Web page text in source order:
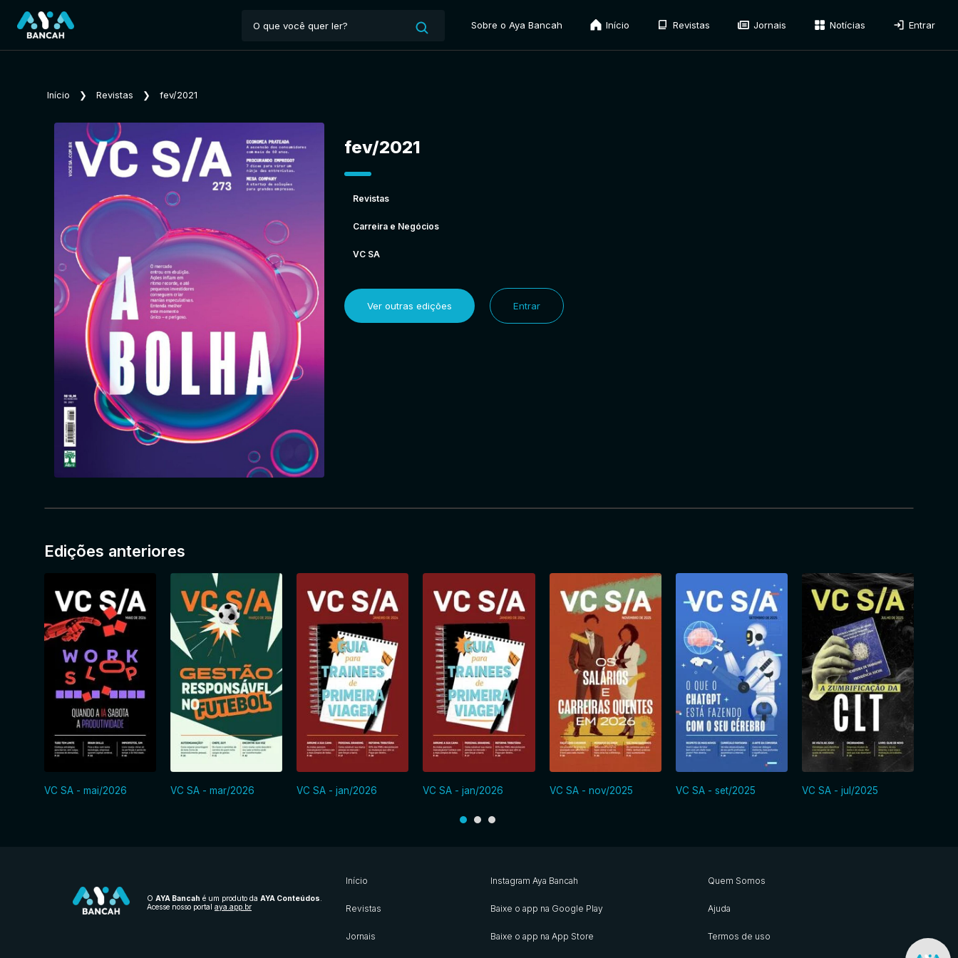
Sobre o Aya Bancah Início Revistas Jornais Notícias Entrar
Início ❯ Revistas ❯ fev/2021
fev/2021
Revistas
Carreira e Negócios
VC SA
Ver outras edições Entrar
Edições anteriores
VC SA - mai/2026 VC SA - mar/2026 VC SA - jan/2026 VC SA - jan/2026 VC SA - nov/2025 VC SA - set/2025 VC SA - jul/2025
O AYA Bancah é um produto da AYA Conteúdos
Acesse nosso portal aya.app.br
Início
Revistas
Jornais
Instagram Aya Bancah
Baixe o app na Google Play
Baixe o app na App Store
Quem Somos
Ajuda
Termos de uso